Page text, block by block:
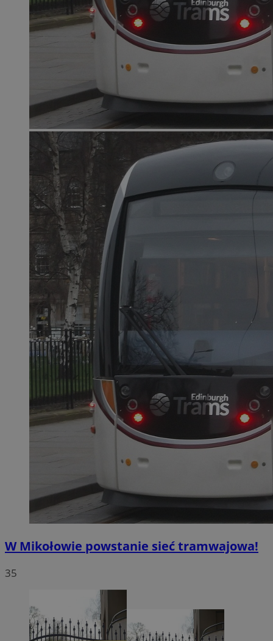
W Mikołowie powstanie sieć tramwajowa!
35